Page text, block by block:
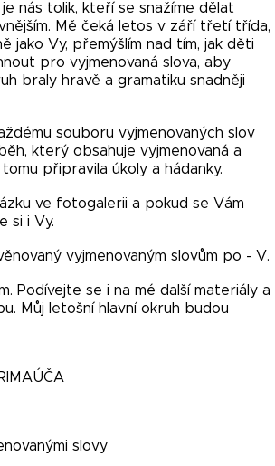
nás tolik, kteří se snažíme dělat
Mě čeká letos v září třetí třída,
jako Vy, přemýšlím nad tím, jak děti
pro vyjmenovaná slova, aby
braly hravě a gramatiku snadněji
souboru vyjmenovaných slov
který obsahuje vyjmenovaná a
připravila úkoly a hádanky.
ve fotogalerii a pokud se Vám
si i Vy.
vyjmenovaným slovům po - V.
Podívejte se i na mé další materiály a
Můj letošní hlavní okruh budou
slovy